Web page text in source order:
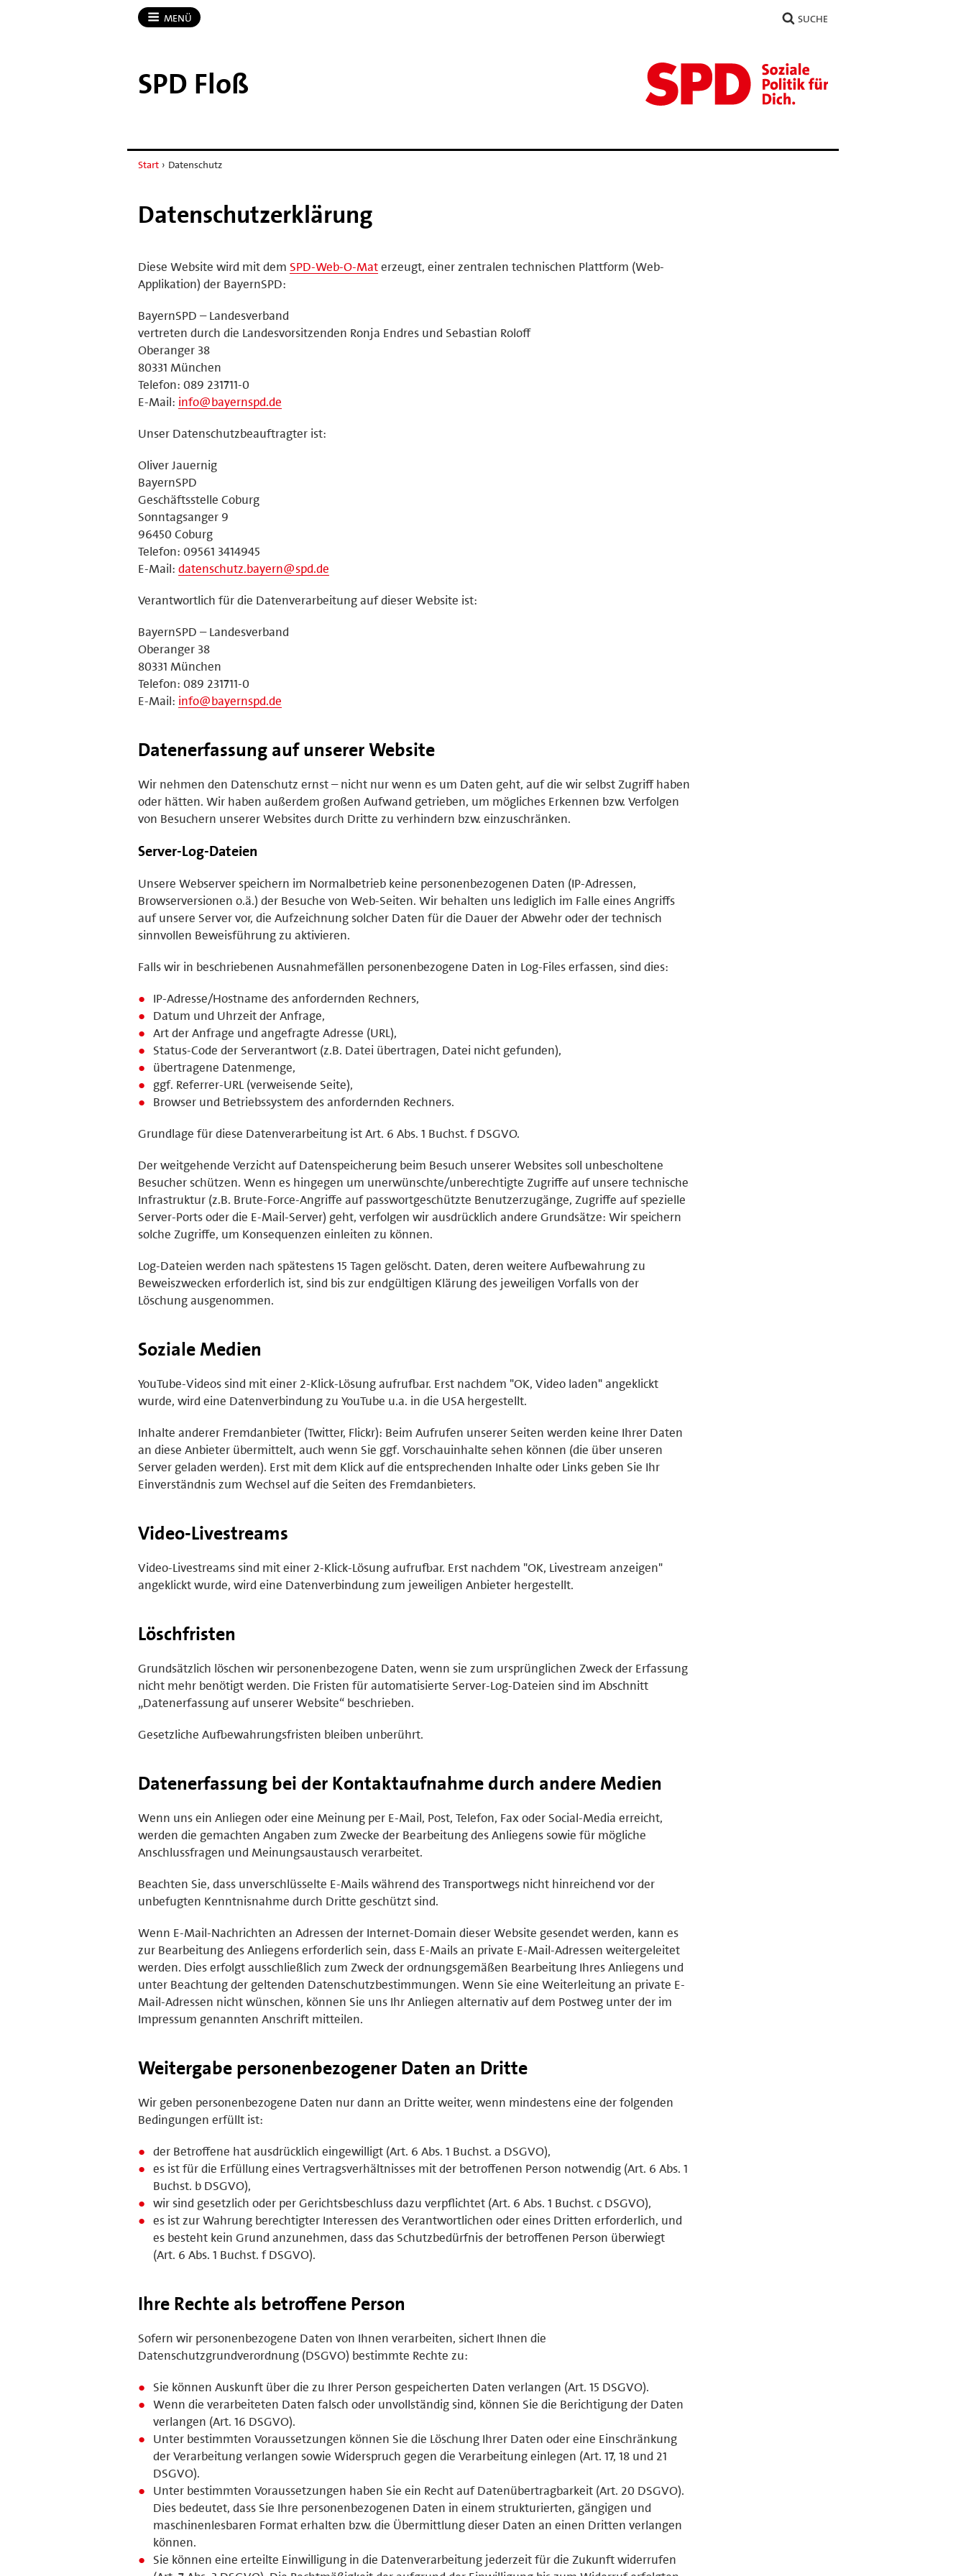
MENÜ SUCHE
SPD Floß
Start › Datenschutz
Datenschutzerklärung
Diese Website wird mit dem SPD-Web-O-Materzeugt, einer zentralen technischen Plattform (Web-
Applikation) der BayernSPD:
BayernSPD – Landesverband
vertreten durch die Landesvorsitzenden Ronja Endres und Sebastian Roloff
Oberanger 38
80331 München
Telefon: 089 231711-0
E-Mail: info@bayernspd.de
Unser Datenschutzbeauftragter ist:
Oliver Jauernig
BayernSPD
Geschäftsstelle Coburg
Sonntagsanger 9
96450 Coburg
Telefon: 09561 3414945
E-Mail: datenschutz.bayern@spd.de
Verantwortlich für die Datenverarbeitung auf dieser Website ist:
BayernSPD – Landesverband
Oberanger 38
80331 München
Telefon: 089 231711-0
E-Mail: info@bayernspd.de
Datenerfassung auf unserer Website
Wir nehmen den Datenschutz ernst – nicht nur wenn es um Daten geht, auf die wir selbst Zugriff haben
oder hätten. Wir haben außerdem großen Aufwand getrieben, um mögliches Erkennen bzw. Verfolgen
von Besuchern unserer Websites durch Dritte zu verhindern bzw. einzuschränken.
Server-Log-Dateien
Unsere Webserver speichern im Normalbetrieb keine personenbezogenen Daten (IP-Adressen,
Browserversionen o.ä.) der Besuche von Web-Seiten. Wir behalten uns lediglich im Falle eines Angriffs
auf unsere Server vor, die Aufzeichnung solcher Daten für die Dauer der Abwehr oder der technisch
sinnvollen Beweisführung zu aktivieren.
Falls wir in beschriebenen Ausnahmefällen personenbezogene Daten in Log-Files erfassen, sind dies:
IP-Adresse/Hostname des anfordernden Rechners,
Datum und Uhrzeit der Anfrage,
Art der Anfrage und angefragte Adresse (URL),
Status-Code der Serverantwort (z.B. Datei übertragen, Datei nicht gefunden),
übertragene Datenmenge,
ggf. Referrer-URL (verweisende Seite),
Browser und Betriebssystem des anfordernden Rechners.
Grundlage für diese Datenverarbeitung ist Art. 6 Abs. 1 Buchst. f DSGVO.
Der weitgehende Verzicht auf Datenspeicherung beim Besuch unserer Websites soll unbescholtene
Besucher schützen. Wenn es hingegen um unerwünschte/unberechtigte Zugriffe auf unsere technische
Infrastruktur (z.B. Brute-Force-Angriffe auf passwortgeschützte Benutzerzugänge, Zugriffe auf spezielle
Server-Ports oder die E-Mail-Server) geht, verfolgen wir ausdrücklich andere Grundsätze: Wir speichern
solche Zugriffe, um Konsequenzen einleiten zu können.
Log-Dateien werden nach spätestens 15 Tagen gelöscht. Daten, deren weitere Aufbewahrung zu
Beweiszwecken erforderlich ist, sind bis zur endgültigen Klärung des jeweiligen Vorfalls von der
Löschung ausgenommen.
Soziale Medien
YouTube-Videos sind mit einer 2-Klick-Lösung aufrufbar. Erst nachdem "OK, Video laden" angeklickt
wurde, wird eine Datenverbindung zu YouTube u.a. in die USA hergestellt.
Inhalte anderer Fremdanbieter (Twitter, Flickr): Beim Aufrufen unserer Seiten werden keine Ihrer Daten
an diese Anbieter übermittelt, auch wenn Sie ggf. Vorschauinhalte sehen können (die über unseren
Server geladen werden). Erst mit dem Klick auf die entsprechenden Inhalte oder Links geben Sie Ihr
Einverständnis zum Wechsel auf die Seiten des Fremdanbieters.
Video-Livestreams
Video-Livestreams sind mit einer 2-Klick-Lösung aufrufbar. Erst nachdem "OK, Livestream anzeigen"
angeklickt wurde, wird eine Datenverbindung zum jeweiligen Anbieter hergestellt.
Löschfristen
Grundsätzlich löschen wir personenbezogene Daten, wenn sie zum ursprünglichen Zweck der Erfassung
nicht mehr benötigt werden. Die Fristen für automatisierte Server-Log-Dateien sind im Abschnitt
„Datenerfassung auf unserer Website“ beschrieben.
Gesetzliche Aufbewahrungsfristen bleiben unberührt.
Datenerfassung bei der Kontaktaufnahme durch andere Medien
Wenn uns ein Anliegen oder eine Meinung per E-Mail, Post, Telefon, Fax oder Social-Media erreicht,
werden die gemachten Angaben zum Zwecke der Bearbeitung des Anliegens sowie für mögliche
Anschlussfragen und Meinungsaustausch verarbeitet.
Beachten Sie, dass unverschlüsselte E-Mails während des Transportwegs nicht hinreichend vor der
unbefugten Kenntnisnahme durch Dritte geschützt sind.
Wenn E-Mail-Nachrichten an Adressen der Internet-Domain dieser Website gesendet werden, kann es
zur Bearbeitung des Anliegens erforderlich sein, dass E-Mails an private E-Mail-Adressen weitergeleitet
werden. Dies erfolgt ausschließlich zum Zweck der ordnungsgemäßen Bearbeitung Ihres Anliegens und
unter Beachtung der geltenden Datenschutzbestimmungen. Wenn Sie eine Weiterleitung an private E-
Mail-Adressen nicht wünschen, können Sie uns Ihr Anliegen alternativ auf dem Postweg unter der im
Impressum genannten Anschrift mitteilen.
Weitergabe personenbezogener Daten an Dritte
Wir geben personenbezogene Daten nur dann an Dritte weiter, wenn mindestens eine der folgenden
Bedingungen erfüllt ist:
der Betroffene hat ausdrücklich eingewilligt (Art. 6 Abs. 1 Buchst. a DSGVO),
es ist für die Erfüllung eines Vertragsverhältnisses mit der betroffenen Person notwendig (Art. 6 Abs. 1
Buchst. b DSGVO),
wir sind gesetzlich oder per Gerichtsbeschluss dazu verpflichtet (Art. 6 Abs. 1 Buchst. c DSGVO),
es ist zur Wahrung berechtigter Interessen des Verantwortlichen oder eines Dritten erforderlich, und
es besteht kein Grund anzunehmen, dass das Schutzbedürfnis der betroffenen Person überwiegt
(Art. 6 Abs. 1 Buchst. f DSGVO).
Ihre Rechte als betroffene Person
Sofern wir personenbezogene Daten von Ihnen verarbeiten, sichert Ihnen die
Datenschutzgrundverordnung (DSGVO) bestimmte Rechte zu:
Sie können Auskunft über die zu Ihrer Person gespeicherten Daten verlangen (Art. 15 DSGVO).
Wenn die verarbeiteten Daten falsch oder unvollständig sind, können Sie die Berichtigung der Daten
verlangen (Art. 16 DSGVO).
Unter bestimmten Voraussetzungen können Sie die Löschung Ihrer Daten oder eine Einschränkung
der Verarbeitung verlangen sowie Widerspruch gegen die Verarbeitung einlegen (Art. 17, 18 und 21
DSGVO).
Unter bestimmten Voraussetzungen haben Sie ein Recht auf Datenübertragbarkeit (Art. 20 DSGVO).
Dies bedeutet, dass Sie Ihre personenbezogenen Daten in einem strukturierten, gängigen und
maschinenlesbaren Format erhalten bzw. die Übermittlung dieser Daten an einen Dritten verlangen
können.
Sie können eine erteilte Einwilligung in die Datenverarbeitung jederzeit für die Zukunft widerrufen